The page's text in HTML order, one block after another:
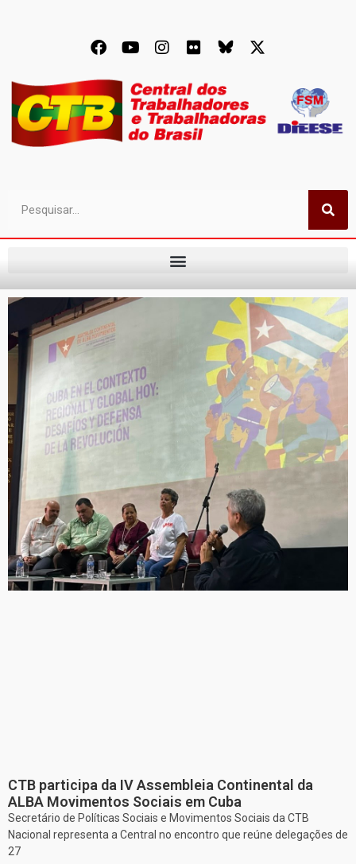
CTB participa da IV Assembleia Continental da
ALBA Movimentos Sociais em Cuba
Secretário de Políticas Sociais e Movimentos Sociais da CTB
Nacional representa a Central no encontro que reúne delegações de
27